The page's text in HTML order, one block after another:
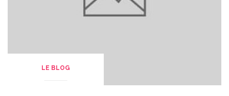
LE BLOG